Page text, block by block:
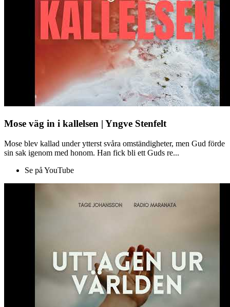
Mose väg in i kallelsen | Yngve Stenfelt
Mose blev kallad under ytterst svåra omständigheter, men Gud förde
sin sak igenom med honom. Han fick bli ett Guds re...
Se på YouTube